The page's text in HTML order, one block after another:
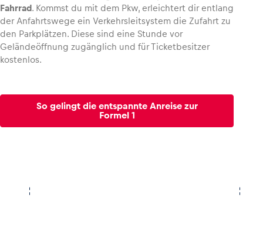
Fahrrad. Kommst du mit dem Pkw, erleichtert dir entlang
der Anfahrtswege ein Verkehrsleitsystem die Zufahrt zu
den Parkplätzen. Diese sind eine Stunde vor
Geländeöffnung zugänglich und für Ticketbesitzer
kostenlos.
So gelingt die entspannte Anreise zur
Formel 1